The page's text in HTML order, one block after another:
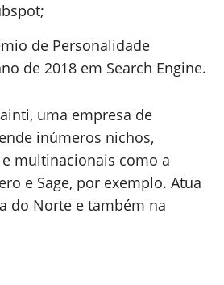
de Personalidade
de 2018 em Search Engine.
uma empresa de
inúmeros nichos,
multinacionais como a
e Sage, por exemplo. Atua
do Norte e também na